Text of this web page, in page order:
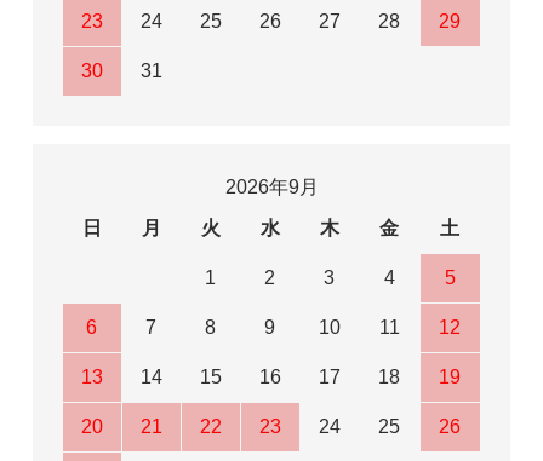
23 24 25 26 27 28 29
30 31
2026年9月
日
月 火 水 木 金 土
1 2 3 4 5
6 7 8 9 10 11 12
13 14 15 16 17 18 19
20 21 22 23 24 25 26